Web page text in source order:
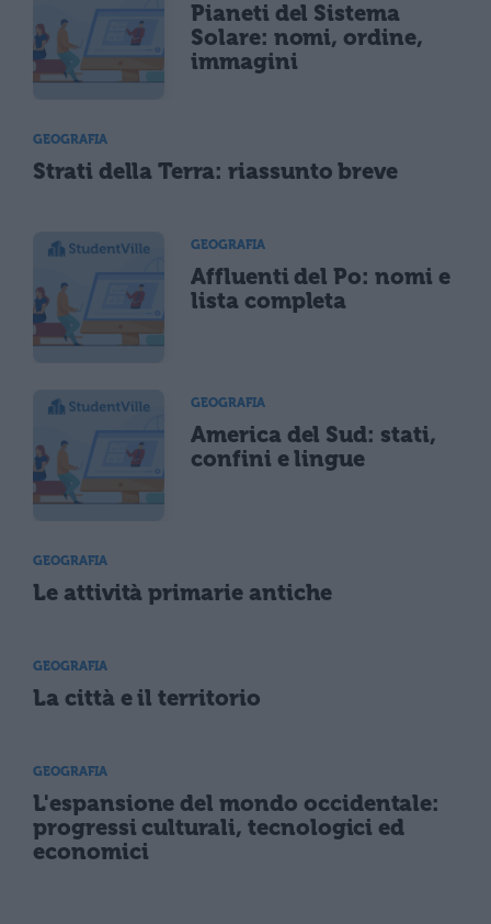
Pianeti del Sistema
Solare: nomi, ordine,
immagini
GEOGRAFIA
Strati della Terra: riassunto breve
GEOGRAFIA
Affluenti del Po: nomi e
lista completa
GEOGRAFIA
America del Sud: stati,
confini e lingue
GEOGRAFIA
Le attività primarie antiche
GEOGRAFIA
La città e il territorio
GEOGRAFIA
L'espansione del mondo occidentale:
progressi culturali, tecnologici ed
economici